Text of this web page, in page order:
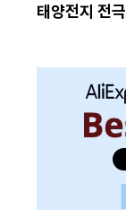
태양전지 전